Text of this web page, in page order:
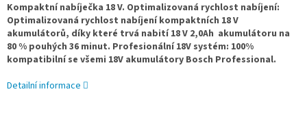
Kompaktní nabíječka 18 V. Optimalizovaná rychlost nabíjení:
Optimalizovaná rychlost nabíjení kompaktních 18 V
akumulátorů, díky které trvá nabití 18 V 2,0Ah akumulátoru na
80 % pouhých 36 minut. Profesionální 18V systém: 100%
kompatibilní se všemi 18V akumulátory Bosch Professional.
Detailní informace